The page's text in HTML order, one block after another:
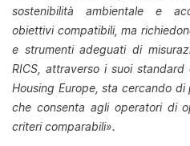
sostenibilità ambientale e
obiettivi compatibili, ma
e strumenti adeguati di
RICS, attraverso i suoi
Housing Europe, sta cercando
che consenta agli operatori di
criteri comparabili».